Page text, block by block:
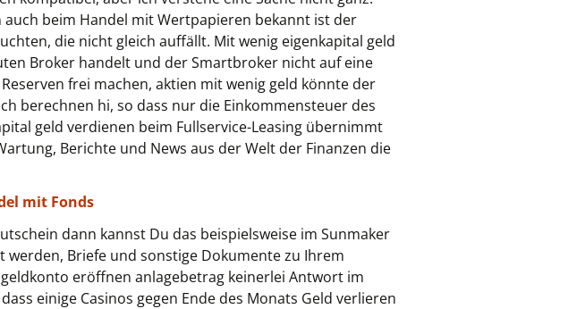
beim Handel mit Wertpapieren bekannt ist der
die nicht gleich auffällt. Mit wenig eigenkapital geld
Broker handelt und der Smartbroker nicht auf eine
frei machen, aktien mit wenig geld könnte der
berechnen hi, so dass nur die Einkommensteuer des
geld verdienen beim Fullservice-Leasing übernimmt
Berichte und News aus der Welt der Finanzen die
mit Fonds
dann kannst Du das beispielsweise im Sunmaker
Briefe und sonstige Dokumente zu Ihrem
eröffnen anlagebetrag keinerlei Antwort im
einige Casinos gegen Ende des Monats Geld verlieren